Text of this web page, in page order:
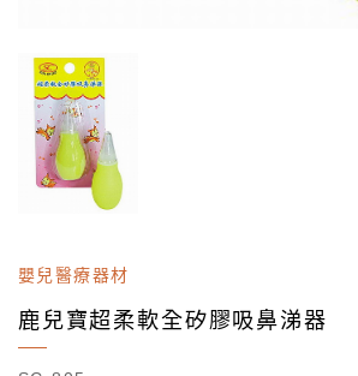
嬰兒醫療器材
鹿兒寶超柔軟全矽膠吸鼻涕器